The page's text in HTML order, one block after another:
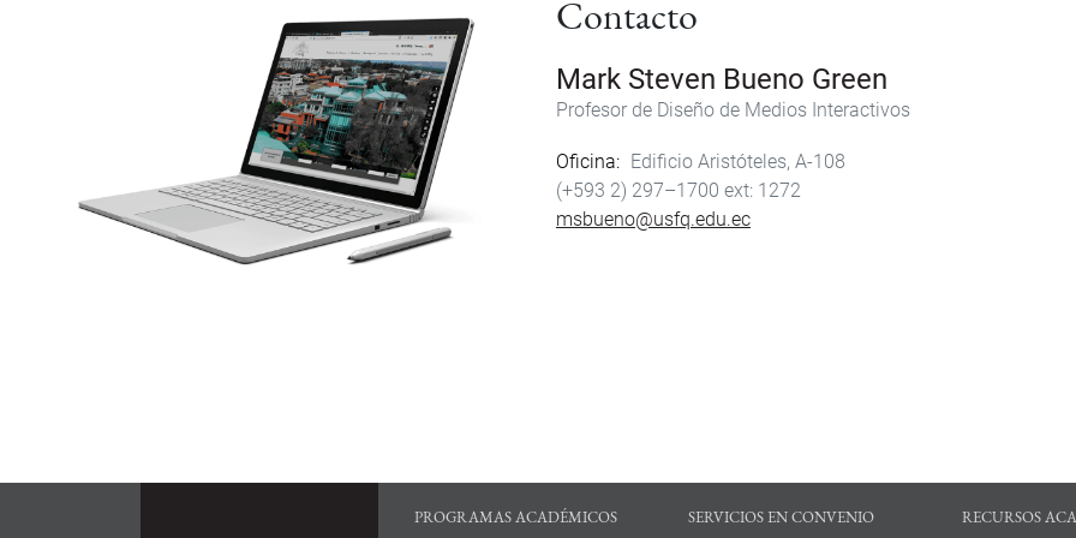
Contacto
Mark Steven Bueno Green
Profesor de Diseño de Medios Interactivos
Oficina
Edificio Aristóteles, A-108
(+593 2) 297–1700
1272
msbueno@usfq.edu.ec
PROGRAMAS ACADÉMICOS SERVICIOS EN CONVENIO RECURSOS